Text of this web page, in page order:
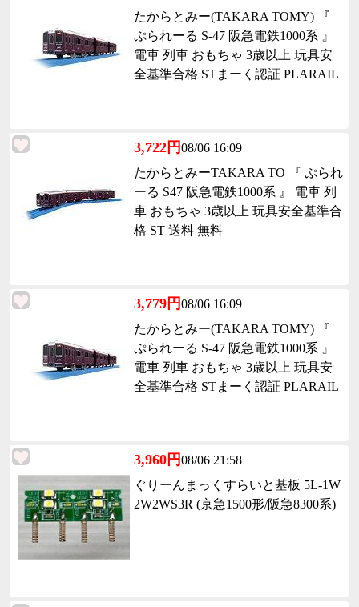
たからとみー(TAKARA TOMY) 『
ぷられーる S-47 阪急電鉄1000系 』
電車 列車 おもちゃ 3歳以上 玩具安
全基準合格 STまーく認証 PLARAIL
3,722円08/06 16:09
たからとみーTAKARA TO 『 ぷられ
ーる S47 阪急電鉄1000系 』 電車 列
車 おもちゃ 3歳以上 玩具安全基準合
格 ST 送料 無料
3,779円08/06 16:09
たからとみー(TAKARA TOMY) 『
ぷられーる S-47 阪急電鉄1000系 』
電車 列車 おもちゃ 3歳以上 玩具安
全基準合格 STまーく認証 PLARAIL
3,960円08/06 21:58
ぐりーんまっくすらいと基板 5L-1W
2W2WS3R (京急1500形/阪急8300系)